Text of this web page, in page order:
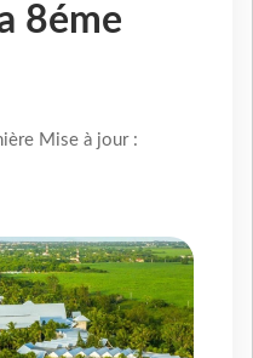
8éme
Mise à jour :